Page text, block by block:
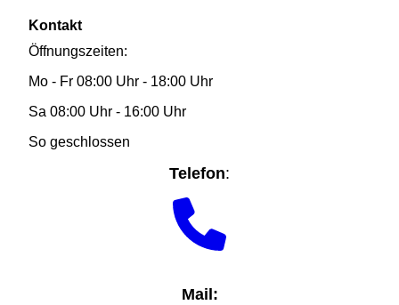
Kontakt
Öffnungszeiten:
Mo - Fr 08:00 Uhr - 18:00 Uhr
Sa 08:00 Uhr - 16:00 Uhr
So geschlossen
Telefon:
Mail: